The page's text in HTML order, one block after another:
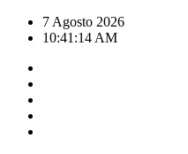
7 Agosto 2026
10:41:15 AM